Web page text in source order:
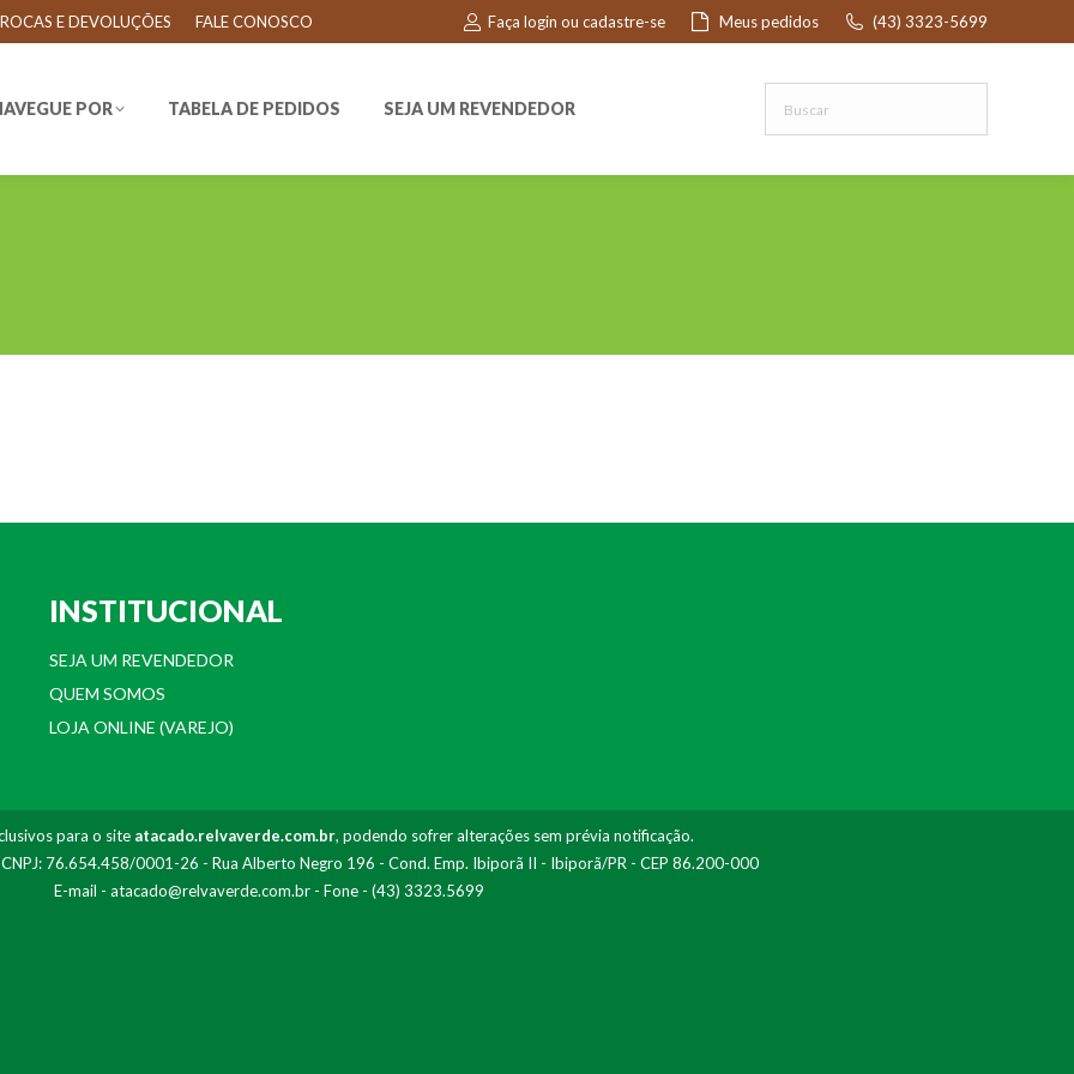
E DEVOLUÇÕES FALE CONOSCO Faça login ou cadastre-se Meus pedidos (43) 3323-5699
POR TABELA DE PEDIDOS SEJA UM REVENDEDOR
INSTITUCIONAL
SEJA UM REVENDEDOR
QUEM SOMOS
LOJA ONLINE (VAREJO)
para o site atacado.relvaverde.com.br, podendo sofrer alterações sem prévia notificação.
CNPJ: 76.654.458/0001-26 - Rua Alberto Negro 196 - Cond. Emp. Ibiporã II - Ibiporã/PR - CEP 86.200-000
E-mail - atacado@relvaverde.com.br- Fone - (43) 3323.5699
POR TABELA DE PEDIDOS SEJA UM REVENDEDOR